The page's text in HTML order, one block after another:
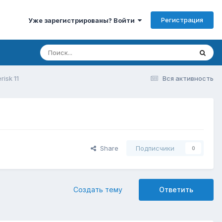
Уже зарегистрированы? Войти Регистрация
Вся активность
11
Share Подписчики 0
Ответить
Создать тему